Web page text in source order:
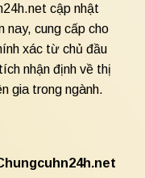
cập nhật
nay, cung cấp cho
xác từ chủ đầu
nhận định về thị
gia trong ngành.